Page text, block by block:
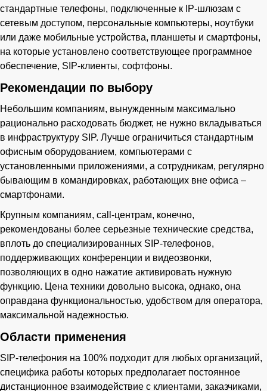
стандартные телефоны, подключенные к IP-шлюзам с
сетевым доступом, персональные компьютеры, ноутбуки
или даже мобильные устройства, планшеты и смартфоны,
на которые установлено соответствующее программное
обеспечение, SIP-клиенты, софтфоны.
Рекомендации по выбору
Небольшим компаниям, вынужденным максимально
рационально расходовать бюджет, не нужно вкладываться
в инфраструктуру SIP. Лучше ограничиться стандартным
офисным оборудованием, компьютерами с
установленными приложениями, а сотрудникам, регулярно
бывающим в командировках, работающих вне офиса –
смартфонами.
Крупным компаниям, call-центрам, конечно,
рекомендованы более серьезные технические средства,
вплоть до специализированных SIP-телефонов,
поддерживающих конференции и видеозвонки,
позволяющих в одно нажатие активировать нужную
функцию. Цена техники довольно высока, однако, она
оправдана функциональностью, удобством для оператора,
максимальной надежностью.
Области применения
SIP-телефония на 100% подходит для любых организаций,
специфика работы которых предполагает постоянное
дистанционное взаимодействие с клиентами, заказчиками,